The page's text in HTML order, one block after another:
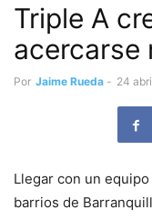
Triple A
acercarse
Por Jaime Rueda - 24
Llegar con un
barrios de